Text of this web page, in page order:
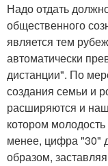
Надо отдать
общественного
является тем
автоматически
дистанции". По
создания семьи и
расширяются и
котором
менее, цифра "30"
образом,